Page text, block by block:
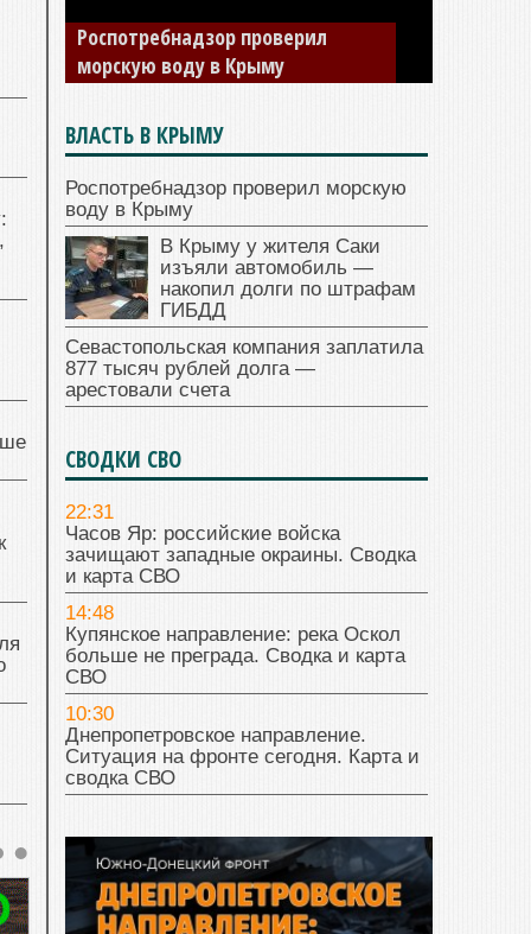
Роспотребнадзор проверил
морскую воду в Крыму
ВЛАСТЬ В КРЫМУ
Роспотребнадзор проверил морскую
воду в Крыму
В Крыму у жителя Саки
изъяли автомобиль —
накопил долги по штрафам
ГИБДД
Севастопольская компания заплатила
877 тысяч рублей долга —
арестовали счета
СВОДКИ СВО
22:31
Часов Яр: российские войска
зачищают западные окраины. Сводка
и карта СВО
14:48
Купянское направление: река Оскол
больше не преграда. Сводка и карта
СВО
10:30
Днепропетровское направление.
Ситуация на фронте сегодня. Карта и
сводка СВО